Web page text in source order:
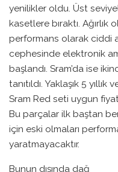
yenilikler oldu. Üst
kasetlere bıraktı.
performans olarak ciddi
cephesinde elektronik
başlandı. Sram’da ise
tanıtıldı. Yaklaşık 5
Sram Red seti uygun
Bu parçalar ilk baştan
için eski olmaları
yaratmayacaktır.
Bunun dışında dağ